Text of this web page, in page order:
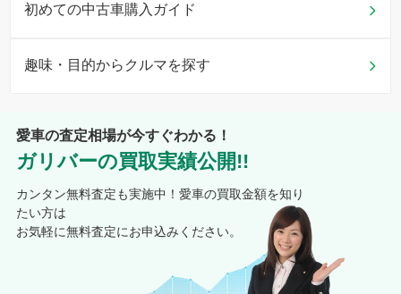
初めての中古車購入ガイド
趣味・目的からクルマを探す
愛車の査定相場が今すぐわかる！
ガリバーの買取実績公開!!
カンタン無料査定も実施中！愛車の買取金額を知り
たい方は
お気軽に無料査定にお申込みください。